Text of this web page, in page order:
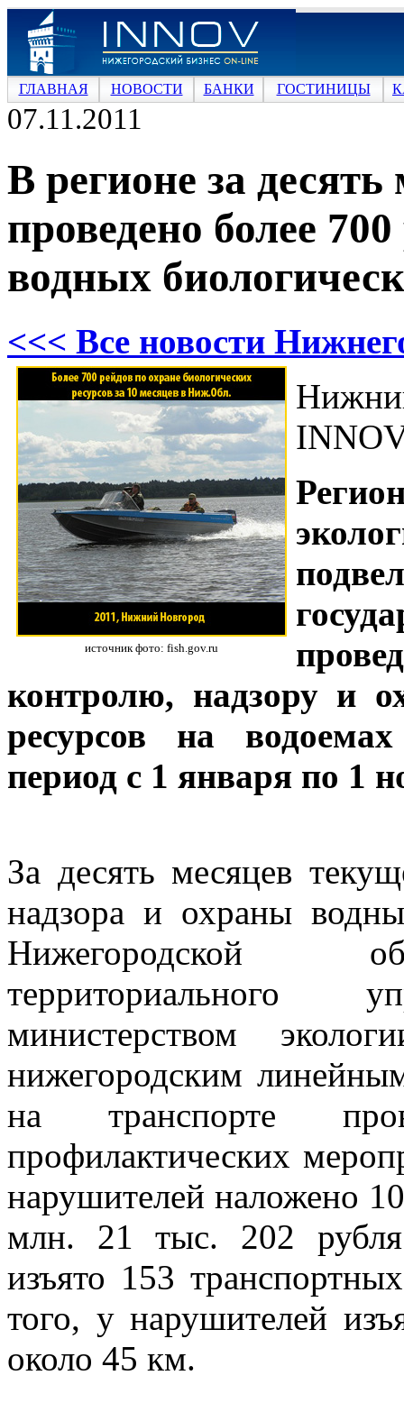
ГЛАВНАЯ НОВОСТИ БАНКИ ГОСТИНИЦЫ
07.11.2011
В регионе за
проведено более
водных
<<< Все новости
источник фото: fish.gov.ru
контролю, надзору и
ресурсов на
период с 1 января по 1
За десять месяцев
надзора и охраны
Нижегородской
территориального
министерством
нижегородским
на транспорте
профилактических
нарушителей наложено
млн. 21 тыс. 202
изъято 153
того, у нарушителей
около 45 км.